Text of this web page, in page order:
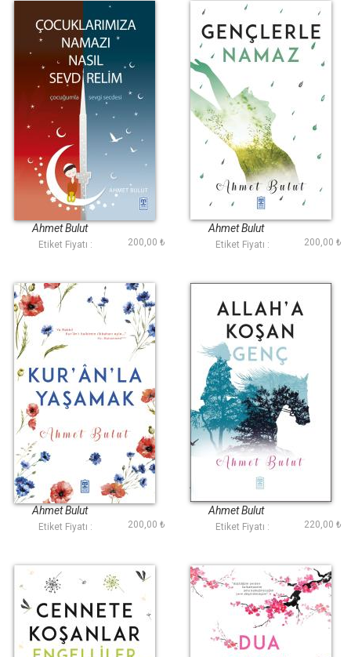
Çocuklarımıza
Namazı Nasıl
Sevdirelim
Ahmet Bulut
Etiket Fiyatı : 200,00 ₺
Gençlerle Namaz
Ahmet Bulut
Etiket Fiyatı : 200,00 ₺
Kuranla Yaşamak
Ahmet Bulut
Etiket Fiyatı : 200,00 ₺
Allaha Koşan Genç
Ahmet Bulut
Etiket Fiyatı : 220,00 ₺